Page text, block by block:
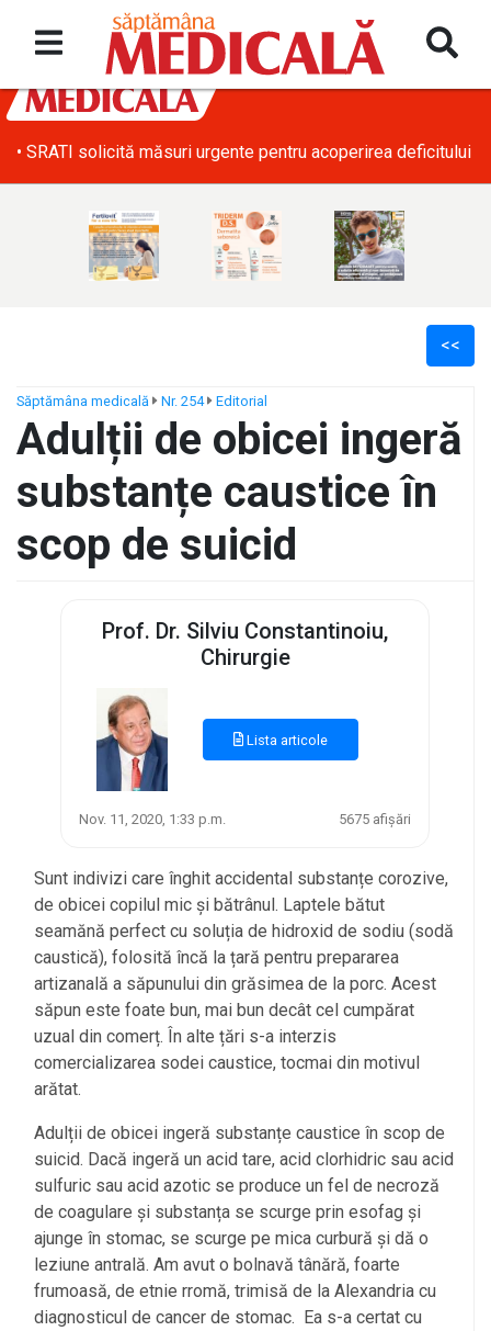
• SRATI solicită măsuri urgente pentru acoperirea deficitului
<<
Săptămâna medicală Nr. 254 Editorial
Adulții de obicei ingeră
substanțe caustice în
scop de suicid
Prof. Dr. Silviu Constantinoiu,
Chirurgie
Lista articole
Nov. 11, 2020, 1:33 p.m. 5675 afișări
Sunt indivizi care înghit accidental substanțe corozive,
de obicei copilul mic și bătrânul. Laptele bătut
seamănă perfect cu soluția de hidroxid de sodiu (sodă
caustică), folosită încă la țară pentru prepararea
artizanală a săpunului din grăsimea de la porc. Acest
săpun este foate bun, mai bun decât cel cumpărat
uzual din comerț. În alte țări s-a interzis
comercializarea sodei caustice, tocmai din motivul
arătat.
Adulții de obicei ingeră substanțe caustice în scop de
suicid. Dacă ingeră un acid tare, acid clorhidric sau acid
sulfuric sau acid azotic se produce un fel de necroză
de coagulare și substanța se scurge prin esofag și
ajunge în stomac, se scurge pe mica curbură și dă o
leziune antrală. Am avut o bolnavă tânără, foarte
frumoasă, de etnie rromă, trimisă de la Alexandria cu
diagnosticul de cancer de stomac. Ea s-a certat cu